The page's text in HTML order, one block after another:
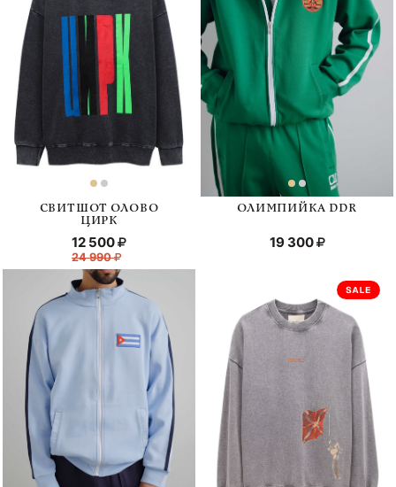
СВИТШОТ ОЛОВО
ЦИРК
24 990
12 500
ОЛИМПИЙКА DDR
19 300